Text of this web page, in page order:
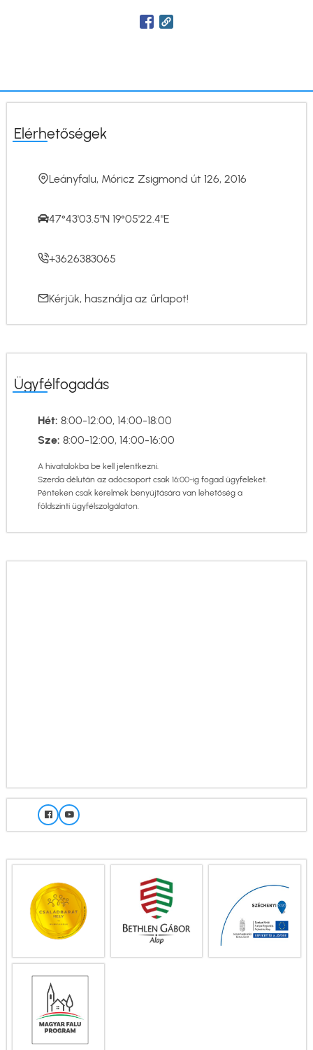
Elérhetőségek
Leányfalu, Móricz Zsigmond út 126, 2016
47°43'03.5"N 19°05'22.4"E
+3626383065
Kérjük, használja az űrlapot!
Ügyfélfogadás
Hét: 8:00-12:00, 14:00-18:00
Sze: 8:00-12:00, 14:00-16:00
A hivatalokba be kell jelentkezni.
Szerda délután az adócsoport csak 16:00-ig fogad ügyfeleket.
Pénteken csak kérelmek benyújtására van lehetőség a
földszinti ügyfélszolgálaton.